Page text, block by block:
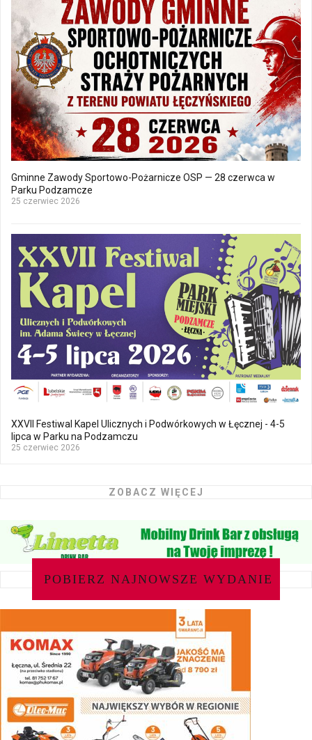
Gminne Zawody Sportowo-Pożarnicze OSP — 28 czerwca w
Parku Podzamcze
25 czerwiec 2026
XXVII Festiwal Kapel Ulicznych i Podwórkowych w Łęcznej - 4-5
lipca w Parku na Podzamczu
25 czerwiec 2026
ZOBACZ WIĘCEJ
POBIERZ NAJNOWSZE WYDANIE